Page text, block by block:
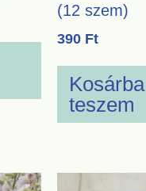
(12 szem)
390 Ft
Kosárba
teszem